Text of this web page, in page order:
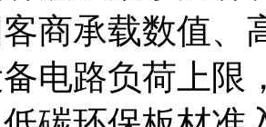
商承载数值、
电路负荷上限